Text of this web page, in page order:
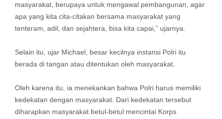
masyarakat, berupaya untuk mengawal pembangunan, agar
apa yang kita cita-citakan bersama masyarakat yang
tenteram, adil, dan sejahtera, bisa kita capai,” ujarnya.
Selain itu, ujar Michael, besar kecilnya instansi Polri itu
berada di tangan atau ditentukan oleh masyarakat.
Oleh karena itu, ia menekankan bahwa Polri harus memiliki
kedekatan dengan masyarakat. Dari kedekatan tersebut
diharapkan masyarakat betul-betul mencintai Korps